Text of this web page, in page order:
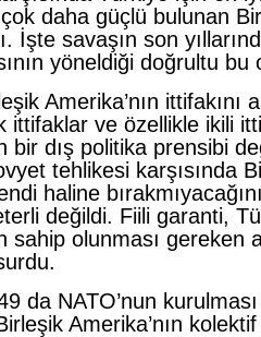
çok daha güçlü bulunan
İşte savaşın son
yöneldiği doğrultu bu
Amerika’nın ittifakını
ittifaklar ve özellikle ikili
bir dış politika prensibi
tehlikesi karşısında
haline
değildi. Fiili garanti,
sahip olunması gereken
da NATO’nun
Amerika’nın